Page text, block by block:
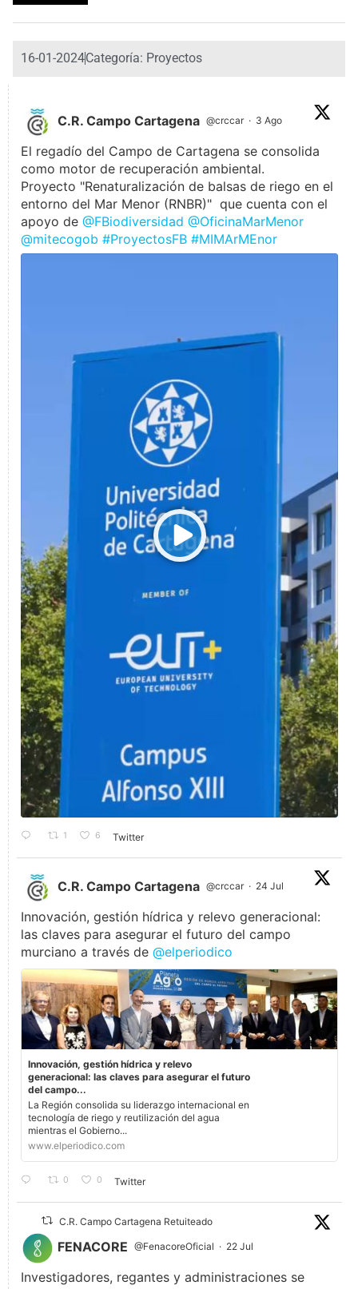
16-01-2024Categoría: Proyectos
C.R. Campo Cartagena @crccar · 3 Ago
El regadío del Campo de Cartagena se consolida
como motor de recuperación ambiental.
Proyecto "Renaturalización de balsas de riego en el
entorno del Mar Menor (RNBR)" que cuenta con el
apoyo de @FBiodiversidad @OficinaMarMenor
@mitecogob #ProyectosFB #MIMArMEnor
1 6 Twitter
C.R. Campo Cartagena @crccar · 24 Jul
Innovación, gestión hídrica y relevo generacional:
las claves para asegurar el futuro del campo
murciano a través de @elperiodico
Innovación, gestión hídrica y relevo
generacional: las claves para asegurar el futuro
del campo...
La Región consolida su liderazgo internacional en
tecnología de riego y reutilización del agua
mientras el Gobierno...
www.elperiodico.com
0 0 Twitter
C.R. Campo Cartagena Retuiteado
FENACORE @FenacoreOficial · 22 Jul
Investigadores, regantes y administraciones se